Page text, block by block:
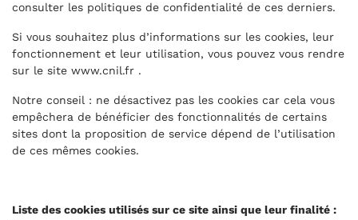
consulter les politiques de confidentialité de ces derniers.
Si vous souhaitez plus d’informations sur les cookies, leur
fonctionnement et leur utilisation, vous pouvez vous rendre
sur le site www.cnil.fr .
Notre conseil : ne désactivez pas les cookies car cela vous
empêchera de bénéficier des fonctionnalités de certains
sites dont la proposition de service dépend de l’utilisation
de ces mêmes cookies.
Liste des cookies utilisés sur ce site ainsi que leur finalité :